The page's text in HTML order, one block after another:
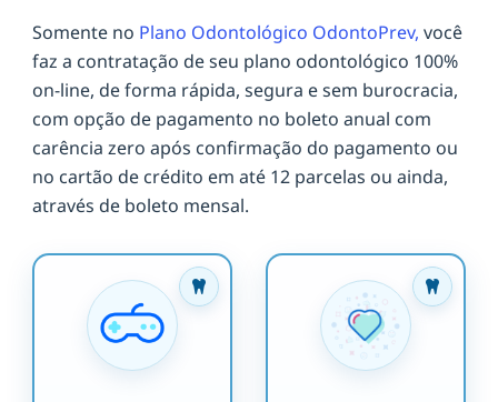
Somente no Plano Odontológico OdontoPrev, você
faz a contratação de seu plano odontológico 100%
on-line, de forma rápida, segura e sem burocracia,
com opção de pagamento no boleto anual com
carência zero após confirmação do pagamento ou
no cartão de crédito em até 12 parcelas ou ainda,
através de boleto mensal.